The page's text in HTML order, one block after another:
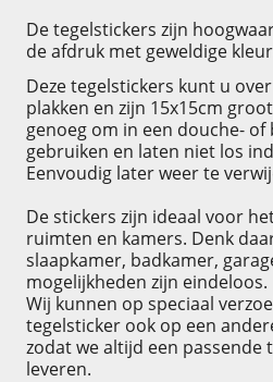
De tegelstickers zijn
de afdruk met geweldige
Deze tegelstickers kunt u
plakken en zijn 15x15cm
genoeg om in een douche-
gebruiken en laten niet los
Eenvoudig later weer te
De stickers zijn ideaal voor
ruimten en kamers. Denk
slaapkamer, badkamer,
mogelijkheden zijn eindeloos.
Wij kunnen op speciaal
tegelsticker ook op een
zodat we altijd een passende
leveren.